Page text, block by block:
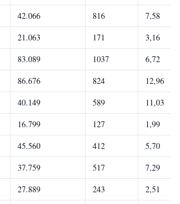
42.066 816
7,58
21.063 171
3,16
83.089 1037
6,72
86.676 824
12,96
40.149 589
11,03
16.799 127
1,99
45.560 412
5,70
37.759 517
7,29
27.889 243
2,51